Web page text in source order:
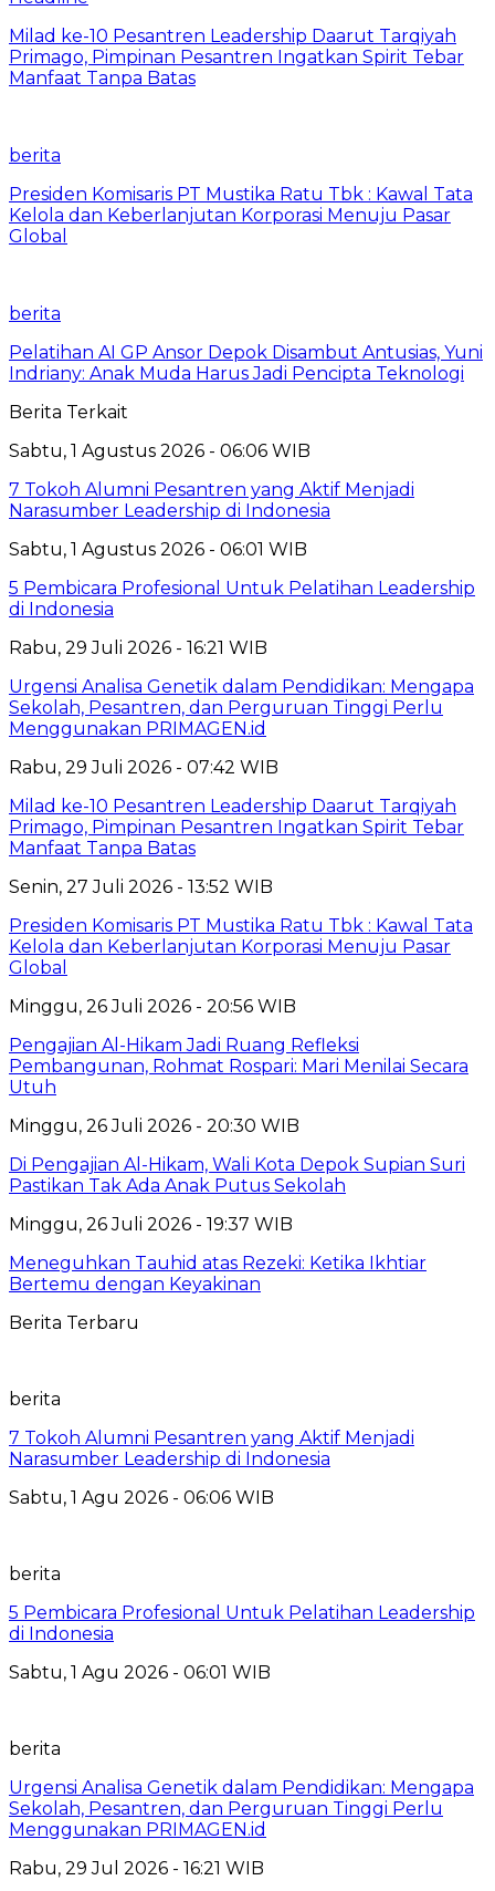
Milad ke-10 Pesantren Leadership Daarut Tarqiyah
Primago, Pimpinan Pesantren Ingatkan Spirit Tebar
Manfaat Tanpa Batas
berita
Presiden Komisaris PT Mustika Ratu Tbk : Kawal Tata
Kelola dan Keberlanjutan Korporasi Menuju Pasar
Global
berita
Pelatihan AI GP Ansor Depok Disambut Antusias, Yuni
Indriany: Anak Muda Harus Jadi Pencipta Teknologi
Berita Terkait
Sabtu, 1 Agustus 2026 - 06:06 WIB
7 Tokoh Alumni Pesantren yang Aktif Menjadi
Narasumber Leadership di Indonesia
Sabtu, 1 Agustus 2026 - 06:01 WIB
5 Pembicara Profesional Untuk Pelatihan Leadership
di Indonesia
Rabu, 29 Juli 2026 - 16:21 WIB
Urgensi Analisa Genetik dalam Pendidikan: Mengapa
Sekolah, Pesantren, dan Perguruan Tinggi Perlu
Menggunakan PRIMAGEN.id
Rabu, 29 Juli 2026 - 07:42 WIB
Milad ke-10 Pesantren Leadership Daarut Tarqiyah
Primago, Pimpinan Pesantren Ingatkan Spirit Tebar
Manfaat Tanpa Batas
Senin, 27 Juli 2026 - 13:52 WIB
Presiden Komisaris PT Mustika Ratu Tbk : Kawal Tata
Kelola dan Keberlanjutan Korporasi Menuju Pasar
Global
Minggu, 26 Juli 2026 - 20:56 WIB
Pengajian Al-Hikam Jadi Ruang Refleksi
Pembangunan, Rohmat Rospari: Mari Menilai Secara
Utuh
Minggu, 26 Juli 2026 - 20:30 WIB
Di Pengajian Al-Hikam, Wali Kota Depok Supian Suri
Pastikan Tak Ada Anak Putus Sekolah
Minggu, 26 Juli 2026 - 19:37 WIB
Meneguhkan Tauhid atas Rezeki: Ketika Ikhtiar
Bertemu dengan Keyakinan
Berita Terbaru
berita
7 Tokoh Alumni Pesantren yang Aktif Menjadi
Narasumber Leadership di Indonesia
Sabtu, 1 Agu 2026 - 06:06 WIB
berita
5 Pembicara Profesional Untuk Pelatihan Leadership
di Indonesia
Sabtu, 1 Agu 2026 - 06:01 WIB
berita
Urgensi Analisa Genetik dalam Pendidikan: Mengapa
Sekolah, Pesantren, dan Perguruan Tinggi Perlu
Menggunakan PRIMAGEN.id
Rabu, 29 Jul 2026 - 16:21 WIB